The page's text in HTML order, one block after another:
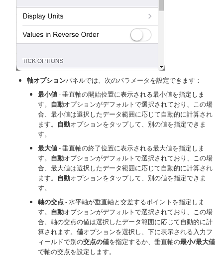
軸オプションパネルでは、次のパラメータを設定できます：
最小値- 垂直軸の開始位置に表示される最小値を指定しま
す。 自動オプションがデフォルトで選択されており、この場
合、最小値は選択したデータ範囲に応じて自動的に計算され
ます。 自動オプションをタップして、別の値を指定できま
す。
最大値- 垂直軸の終了位置に表示される最大値を指定しま
す。 自動オプションがデフォルトで選択されており、この場
合、最大値は選択したデータ範囲に応じて自動的に計算され
ます。 自動オプションをタップして、別の値を指定できま
す。
軸の交点- 水平軸が垂直軸と交差するポイントを指定しま
す。 自動オプションがデフォルトで選択されており、この場
合、軸の交点の値は選択したデータ範囲に応じて自動的に計
算されます。 値オプションを選択し、下に表示される入力フ
ィールドで別の交点の値を指定するか、垂直軸の最小/最大値
で軸の交点を設定します。